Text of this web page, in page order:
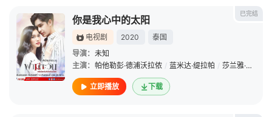
已完结
你是我心中的太阳
电视剧 2020
泰国
导演： 未知
主演： 帕他勒彭·德浦沃拉侬 / 蓝米达·缇拉帕 / 莎兰雅·春哈萨特
立即播放 下载